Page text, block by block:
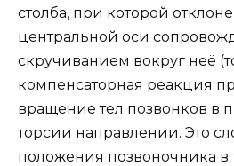
столба, при которой
центральной оси
скручиванием вокруг неё
компенсаторная реакция
вращение тел позвонков в
торсии направлении. Это
положения позвоночника в